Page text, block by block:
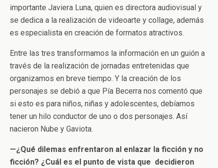
importante Javiera Luna, quien es directora audiovisual y
se dedica a la realización de videoarte y collage, además
es especialista en creación de formatos atractivos.
Entre las tres transformamos la información en un guión a
través de la realización de jornadas entretenidas que
organizamos en breve tiempo. Y la creación de los
personajes se debió a que Pía Becerra nos comentó que
si esto es para niños, niñas y adolescentes, debíamos
tener un hilo conductor de uno o dos personajes. Así
nacieron Nube y Gaviota.
—¿Qué dilemas enfrentaron al enlazar la ficción y no
ficción? ¿Cuál es el punto de vista que decidieron